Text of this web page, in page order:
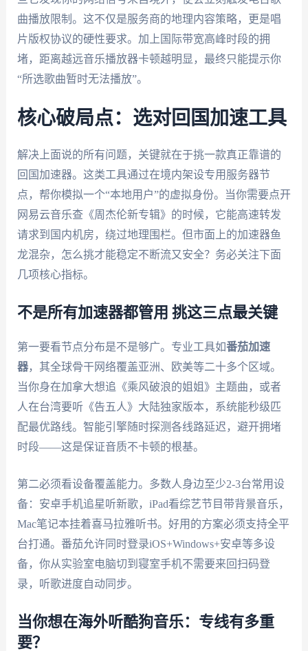
曲播放限制。这不仅是服务商的地理内容策略，更是唱
片版权协议的硬性要求。加上国际带宽高峰时段的拥
堵，距离越远音乐播放器卡顿越明显，最终只能提示你
“所选歌曲暂时无法播放”。
核心破局点：选对回国加速工具
解决上面说的所有问题，关键就在于挑一款真正靠谱的
回国加速器。这类工具通过在境内架设专用服务器节
点，帮你模拟一个“本地用户”的虚拟身份。当你需要点开
网易云音乐查《周杰伦新专辑》的时候，它能高速转发
请求到国内机房，绕过地理围栏。但市面上的加速器鱼
龙混杂，怎么挑才能稳定不断流又安全？务必关注下面
几项核心指标。
不是所有加速器都管用 挑这三点最关键
第一要看节点分布是不是够广。专业工具如番茄加速
器，其全球骨干网络覆盖亚洲、欧美等二十多个区域。
当你身在加拿大想追《乘风破浪的姐姐》主题曲，或者
人在台湾要听《告五人》大陆独家版本，系统能秒级匹
配最优路线。智能引擎随时探测各线路延迟，避开拥堵
时段——这是保证音质不卡顿的根基。
第二必须看设备覆盖能力。多数人身边至少2-3台常用设
备：安卓手机追星听新歌，iPad看综艺节目带背景音乐，
Mac笔记本挂着喜马拉雅听书。好用的方案必须支持全平
台打通。番茄允许同时登录iOS+Windows+安卓等多设
备，你从实验室电脑切到寝室手机不需要来回扫码登
录，听歌进度自动同步。
当你想在海外听酷狗音乐：专线有多重
要？